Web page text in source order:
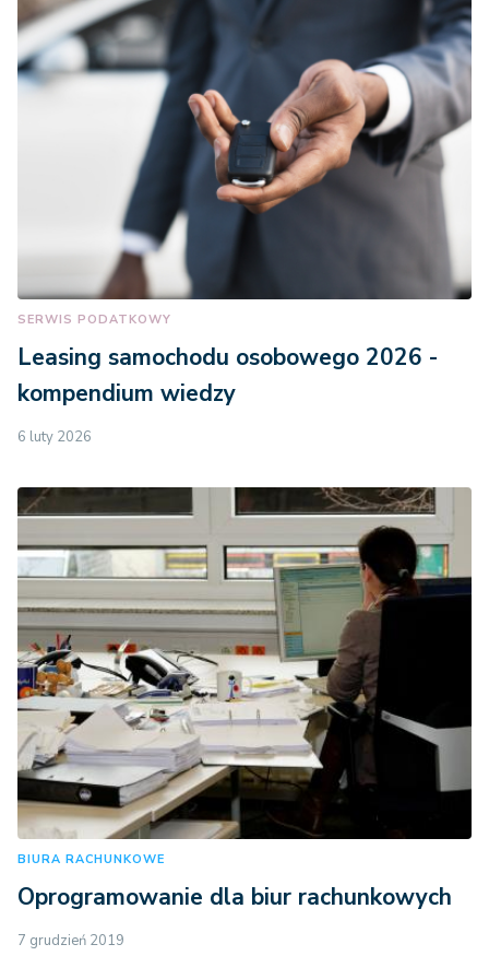
SERWIS PODATKOWY
Leasing samochodu osobowego 2026 -
kompendium wiedzy
6 luty 2026
BIURA RACHUNKOWE
Oprogramowanie dla biur rachunkowych
7 grudzień 2019